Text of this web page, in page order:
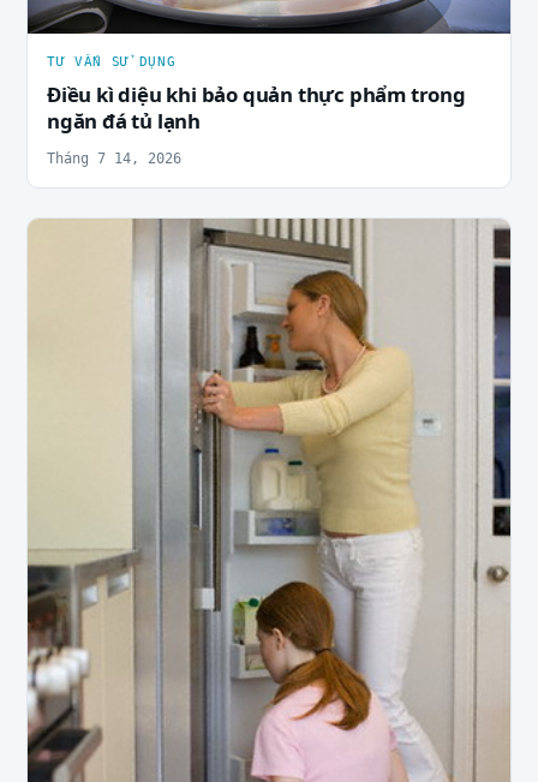
TƯ VẤN SỬ DỤNG
Điều kì diệu khi bảo quản thực phẩm trong
ngăn đá tủ lạnh
Tháng 7 14, 2026